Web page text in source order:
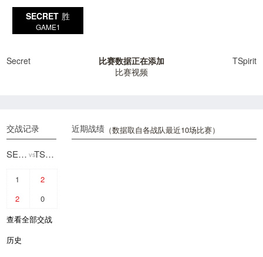
SECRET 胜
GAME1
Secret
比赛数据正在添加
比赛视频
TSpirit
近期战绩（数据取自各战队最近10场比赛）
交战记录
SECRET vs TSPIRIT
1
2
2
0
查看全部交战
历史